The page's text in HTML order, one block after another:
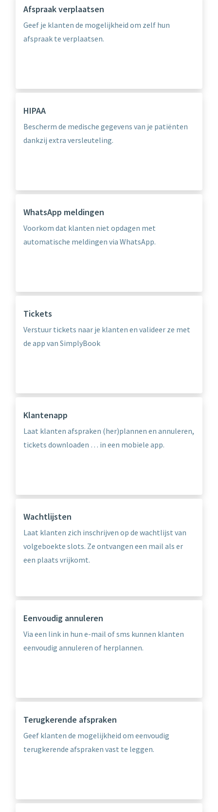
Afspraak verplaatsen
Geef je klanten de mogelijkheid om zelf hun
afspraak te verplaatsen.
HIPAA
Bescherm de medische gegevens van je patiënten
dankzij extra versleuteling.
WhatsApp meldingen
Voorkom dat klanten niet opdagen met
automatische meldingen via WhatsApp.
Tickets
Verstuur tickets naar je klanten en valideer ze met
de app van SimplyBook
Klantenapp
Laat klanten afspraken (her)plannen en annuleren,
tickets downloaden … in een mobiele app.
Wachtlijsten
Laat klanten zich inschrijven op de wachtlijst van
volgeboekte slots. Ze ontvangen een mail als er
een plaats vrijkomt.
Eenvoudig annuleren
Via een link in hun e-mail of sms kunnen klanten
eenvoudig annuleren of herplannen.
Terugkerende afspraken
Geef klanten de mogelijkheid om eenvoudig
terugkerende afspraken vast te leggen.